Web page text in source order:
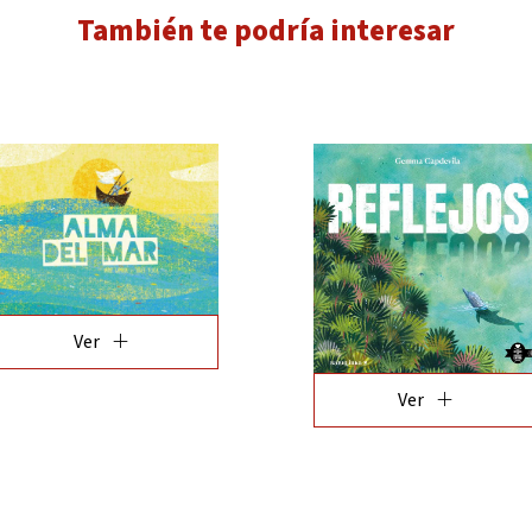
También te podría interesar